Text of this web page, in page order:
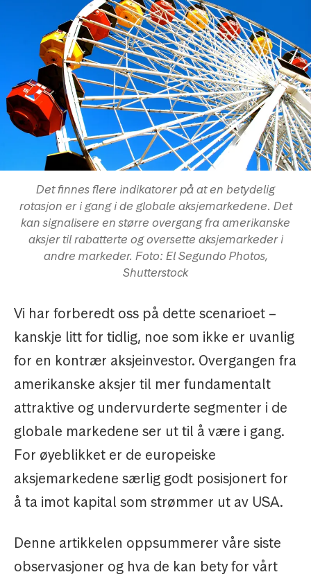
Det finnes flere indikatorer på at en betydelig
rotasjon er i gang i de globale aksjemarkedene. Det
kan signalisere en større overgang fra amerikanske
aksjer til rabatterte og oversette aksjemarkeder i
andre markeder. Foto: El Segundo Photos,
Shutterstock
Vi har forberedt oss på dette scenarioet –
kanskje litt for tidlig, noe som ikke er uvanlig
for en kontrær aksjeinvestor. Overgangen fra
amerikanske aksjer til mer fundamentalt
attraktive og undervurderte segmenter i de
globale markedene ser ut til å være i gang.
For øyeblikket er de europeiske
aksjemarkedene særlig godt posisjonert for
å ta imot kapital som strømmer ut av USA.
Denne artikkelen oppsummerer våre siste
observasjoner og hva de kan bety for vårt